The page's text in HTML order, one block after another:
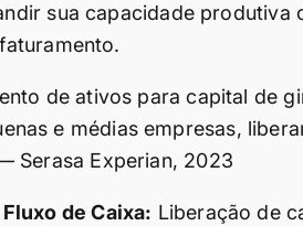
sua capacidade
de ativos para capital de
e médias empresas,
Serasa Experian, 2023
de Caixa: Liberação de